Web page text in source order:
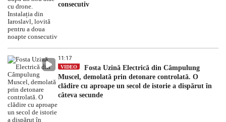
consecutiv
11:17
VIDEO
Fosta Uzină Electrică din Câmpulung
Muscel, demolată prin detonare controlată. O
clădire cu aproape un secol de istorie a dispărut în
câteva secunde